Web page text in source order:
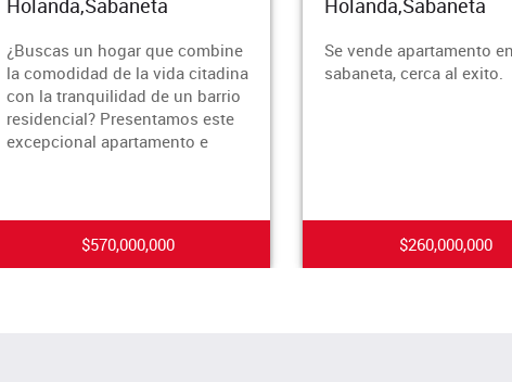
Holanda,Sabaneta
¿Buscas un hogar que combine
la comodidad de la vida citadina
con la tranquilidad de un barrio
residencial? Presentamos este
excepcional apartamento e
$570,000,000
Holanda,Sabaneta
Se vende apartamento
sabaneta, cerca al exito.
$260,000,000